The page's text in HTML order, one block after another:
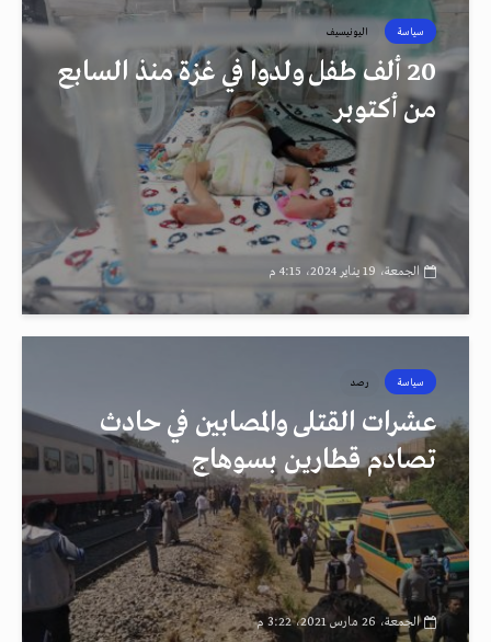
سياسة اليونيسيف
20 ألف طفل ولدوا في غزة منذ السابع
من أكتوبر
الجمعة، 19 يناير 2024، 4:15 م
سياسة رصد
عشرات القتلى والمصابين في حادث
تصادم قطارين بسوهاج
الجمعة، 26 مارس 2021، 3:22 م